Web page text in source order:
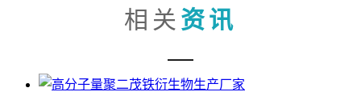
相关 资讯